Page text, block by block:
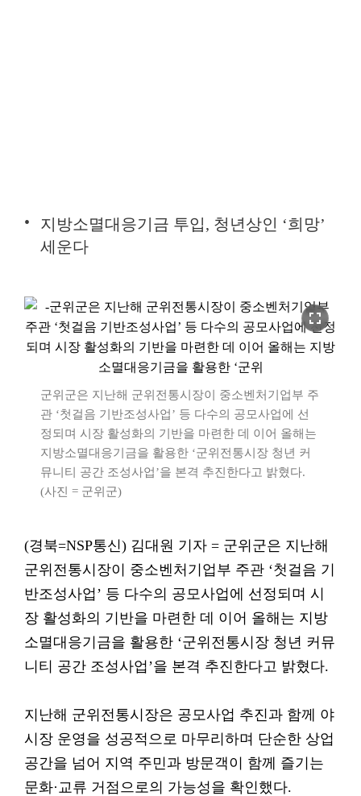
지방소멸대응기금 투입, 청년상인 ‘희망’
세운다
fullscreen
군위군은 지난해 군위전통시장이 중소벤처기업부 주
관 ‘첫걸음 기반조성사업’ 등 다수의 공모사업에 선
정되며 시장 활성화의 기반을 마련한 데 이어 올해는
지방소멸대응기금을 활용한 ‘군위전통시장 청년 커
뮤니티 공간 조성사업’을 본격 추진한다고 밝혔다.
(사진 = 군위군)
(경북=NSP통신) 김대원 기자 = 군위군은 지난해
군위전통시장이 중소벤처기업부 주관 ‘첫걸음 기
반조성사업’ 등 다수의 공모사업에 선정되며 시
장 활성화의 기반을 마련한 데 이어 올해는 지방
소멸대응기금을 활용한 ‘군위전통시장 청년 커뮤
니티 공간 조성사업’을 본격 추진한다고 밝혔다.
지난해 군위전통시장은 공모사업 추진과 함께 야
시장 운영을 성공적으로 마무리하며 단순한 상업
공간을 넘어 지역 주민과 방문객이 함께 즐기는
문화·교류 거점으로의 가능성을 확인했다.